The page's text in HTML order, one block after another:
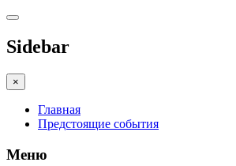
Sidebar
×
Главная
Предстоящие события
Меню